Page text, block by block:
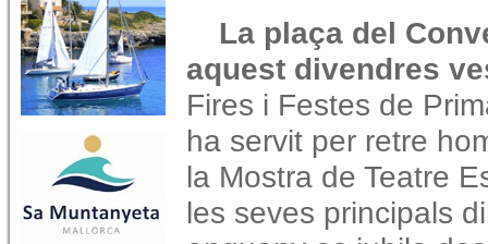
La plaça del
aquest divendres
Fires i Festes de
ha servit per retre
la Mostra de Teatre
les seves principals